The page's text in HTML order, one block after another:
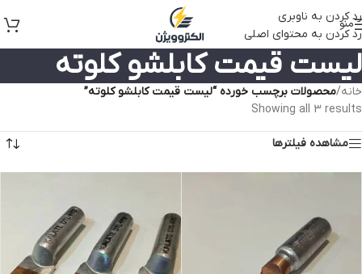
رد کردن به ناوبری
رد کردن به محتوای اصلی
منو
لیست قیمت کابلشو کلوته
خانه/محصولات برچسب خورده “لیست قیمت کابلشو کلوته”
Showing all 3 results
مشاهده فیلترها